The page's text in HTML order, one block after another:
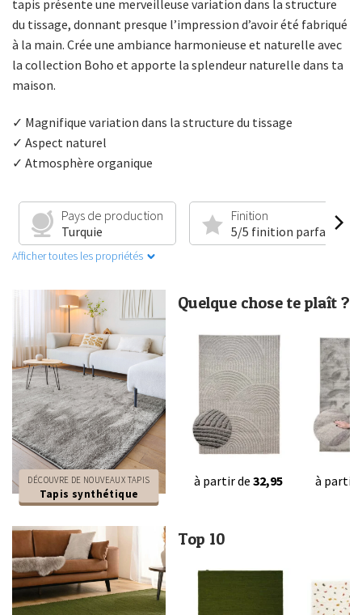
tapis présente une merveilleuse variation dans la structure
du tissage, donnant presque l’impression d’avoir été fabriqué
à la main. Crée une ambiance harmonieuse et naturelle avec
la collection Boho et apporte la splendeur naturelle dans ta
maison.
✓ Magnifique variation dans la structure du tissage
✓ Aspect naturel
✓ Atmosphère organique
Pays de production
Turquie
Finition
5/5 finition parfaite
Afficher toutes les propriétés
DÉCOUVRE DE NOUVEAUX TAPIS
Tapis synthétique
Quelque chose te plaît ?
à partir de 32,95 à partir
Top 10